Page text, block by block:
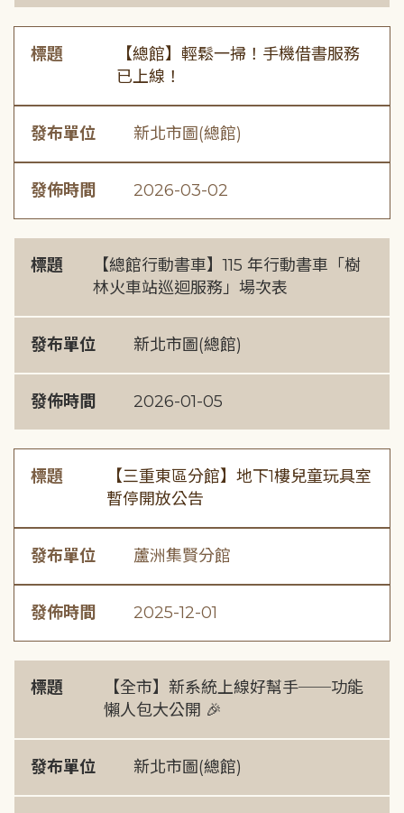
標題
【總館】輕鬆一掃！手機借書服務
已上線！
發布單位 新北市圖(總館)
發佈時間 2026-03-02
標題
【總館行動書車】115 年行動書車「樹
林火車站巡迴服務」場次表
發布單位 新北市圖(總館)
發佈時間 2026-01-05
標題
【三重東區分館】地下1樓兒童玩具室
暫停開放公告
發布單位 蘆洲集賢分館
發佈時間 2025-12-01
標題
【全市】新系統上線好幫手──功能
懶人包大公開 🎉
發布單位 新北市圖(總館)